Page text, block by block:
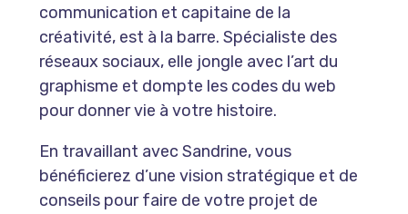
communication et capitaine de la
créativité, est à la barre. Spécialiste des
réseaux sociaux, elle jongle avec l’art du
graphisme et dompte les codes du web
pour donner vie à votre histoire.
En travaillant avec Sandrine, vous
bénéficierez d’une vision stratégique et de
conseils pour faire de votre projet de